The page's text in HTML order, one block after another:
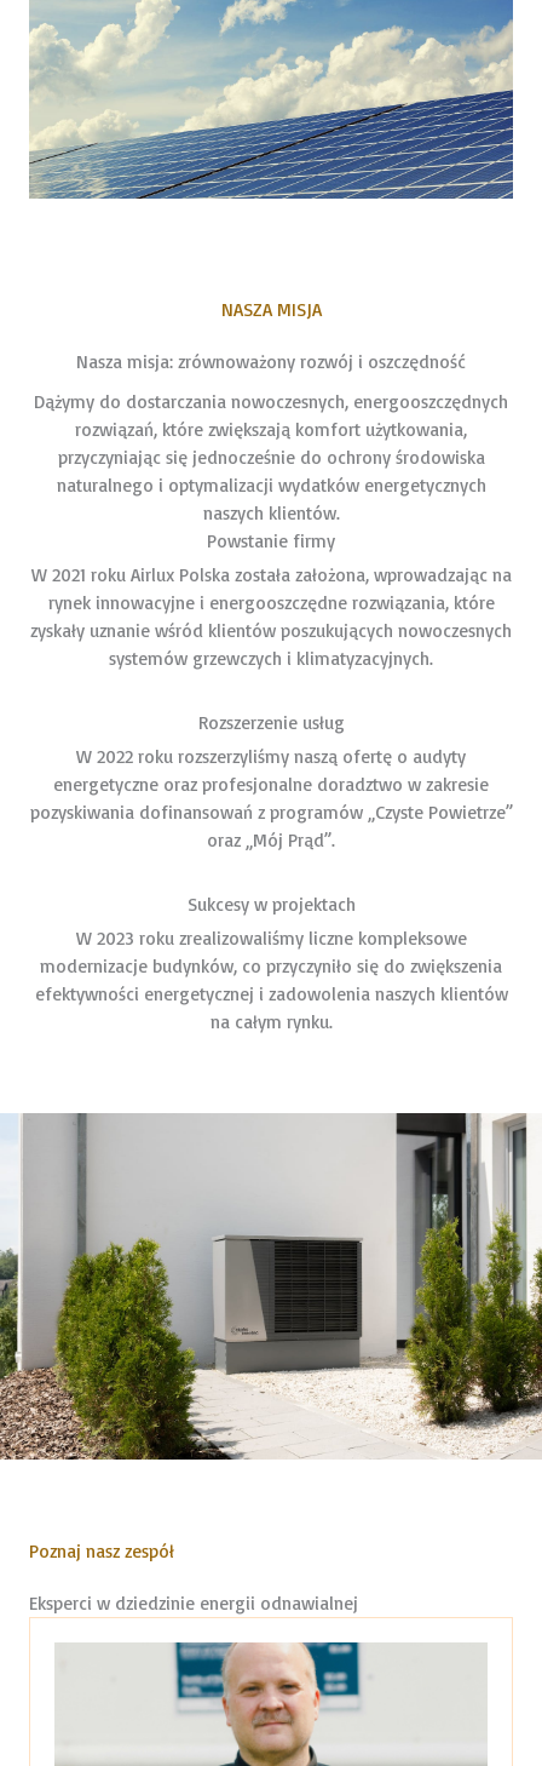
NASZA MISJA
Nasza misja: zrównoważony rozwój i oszczędność
Dążymy do dostarczania nowoczesnych, energooszczędnych
rozwiązań, które zwiększają komfort użytkowania,
przyczyniając się jednocześnie do ochrony środowiska
naturalnego i optymalizacji wydatków energetycznych
naszych klientów.
Powstanie firmy
W 2021 roku Airlux Polska została założona, wprowadzając na
rynek innowacyjne i energooszczędne rozwiązania, które
zyskały uznanie wśród klientów poszukujących nowoczesnych
systemów grzewczych i klimatyzacyjnych.
Rozszerzenie usług
W 2022 roku rozszerzyliśmy naszą ofertę o audyty
energetyczne oraz profesjonalne doradztwo w zakresie
pozyskiwania dofinansowań z programów „Czyste Powietrze”
oraz „Mój Prąd”.
Sukcesy w projektach
W 2023 roku zrealizowaliśmy liczne kompleksowe
modernizacje budynków, co przyczyniło się do zwiększenia
efektywności energetycznej i zadowolenia naszych klientów
na całym rynku.
Poznaj nasz zespół
Eksperci w dziedzinie energii odnawialnej